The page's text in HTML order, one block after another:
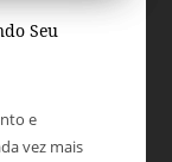
Seu
e
vez mais